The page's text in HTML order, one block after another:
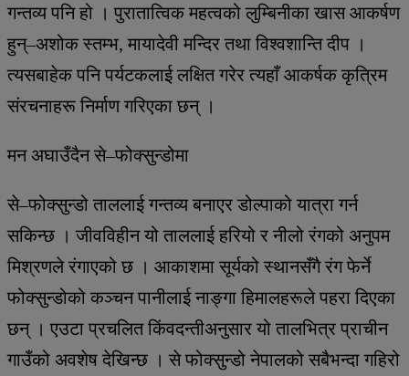
गन्तव्य पनि हो । पुरातात्विक महत्वको लुम्बिनीका खास आकर्षण
हुन्–अशोक स्तम्भ, मायादेवी मन्दिर तथा विश्वशान्ति दीप ।
त्यसबाहेक पनि पर्यटकलाई लक्षित गरेर त्यहाँ आकर्षक कृत्रिम
संरचनाहरू निर्माण गरिएका छन् ।
मन अघाउँदैन से–फोक्सुन्डोमा
से–फोक्सुन्डो ताललाई गन्तव्य बनाएर डोल्पाको यात्रा गर्न
सकिन्छ । जीवविहीन यो ताललाई हरियो र नीलो रंगको अनुपम
मिश्रणले रंगाएको छ । आकाशमा सूर्यको स्थानसँगै रंग फेर्ने
फोक्सुन्डोको कञ्चन पानीलाई नाङ्गा हिमालहरूले पहरा दिएका
छन् । एउटा प्रचलित किंवदन्तीअनुसार यो तालभित्र प्राचीन
गाउँको अवशेष देखिन्छ । से फोक्सुन्डो नेपालको सबैभन्दा गहिरो